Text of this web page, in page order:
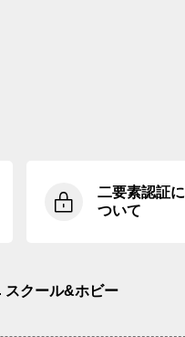
二要素認証に
ついて
スクール&ホビー